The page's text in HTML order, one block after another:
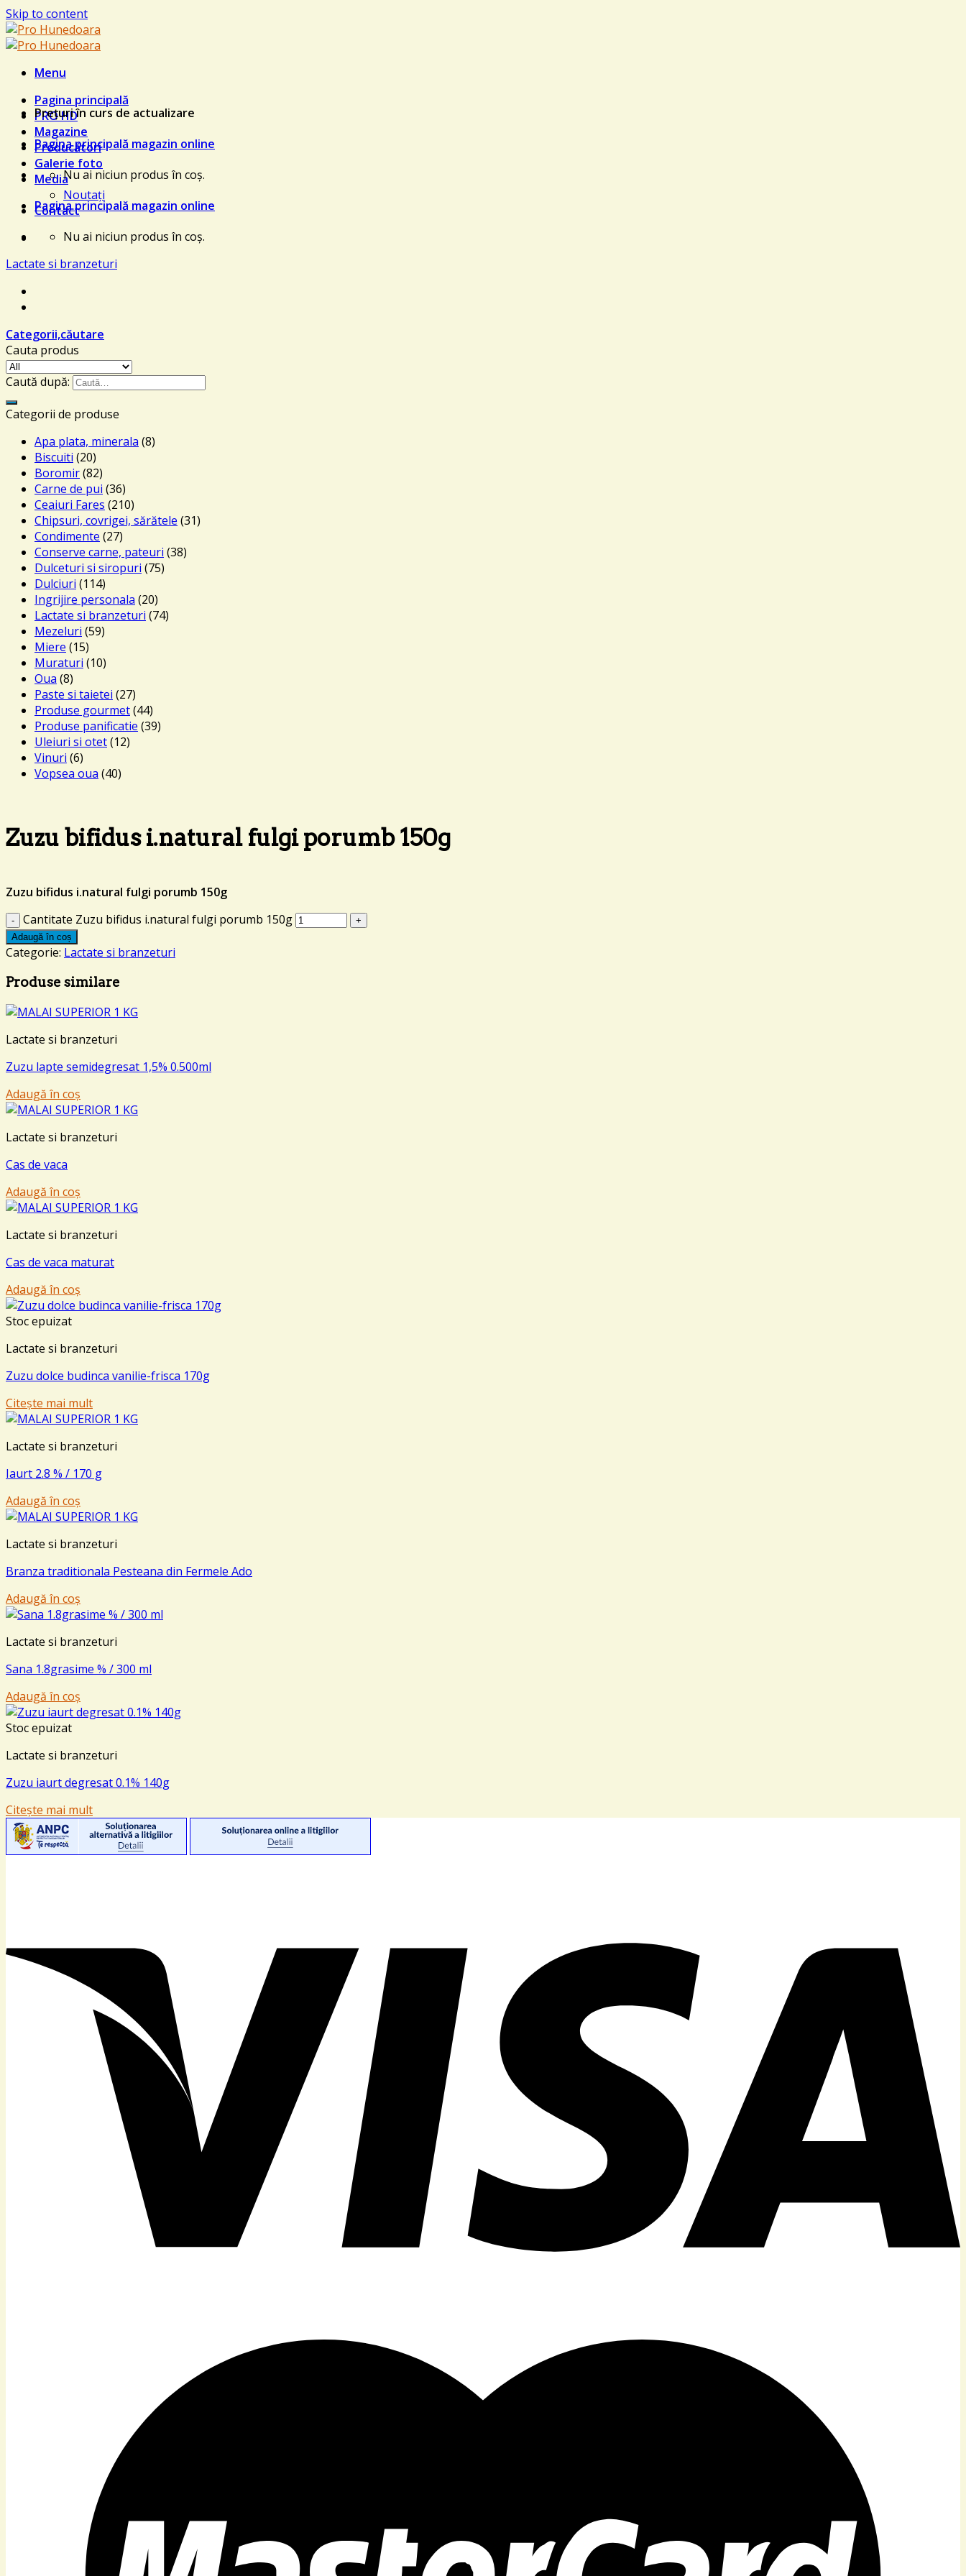
Skip to content
Menu
Pagina principală
PRO HD
Magazine
Producători
Galerie foto
Media
Noutați
Contact
Prețuri în curs de actualizare
Pagina principală magazin online
Nu ai niciun produs în coș.
Pagina principală magazin online
Nu ai niciun produs în coș.
Lactate si branzeturi
Categorii,căutare
Cauta produs
Caută după:
Categorii de produse
Apa plata, minerala (8)
Biscuiti (20)
Boromir(82)
Carne de pui (36)
Ceaiuri Fares (210)
Chipsuri, covrigei, sărătele (31)
Condimente (27)
Conserve carne, pateuri (38)
Dulceturi si siropuri (75)
Dulciuri (114)
Ingrijire personala (20)
Lactate si branzeturi (74)
Mezeluri (59)
Miere (15)
Muraturi (10)
Oua (8)
Paste si taietei (27)
Produse gourmet(44)
Produse panificatie (39)
Uleiuri si otet(12)
Vinuri (6)
Vopsea oua (40)
Zuzu bifidus i.natural fulgi porumb 150g
Zuzu bifidus i.natural fulgi porumb 150g
Cantitate Zuzu bifidus i.natural fulgi porumb 150g
Adaugă în coș
Categorie: Lactate si branzeturi
Produse similare
Lactate si branzeturi
Zuzu lapte semidegresat 1,5% 0.500ml
Adaugă în coș
Lactate si branzeturi
Cas de vaca
Adaugă în coș
Lactate si branzeturi
Cas de vaca maturat
Adaugă în coș
Stoc epuizat
Lactate si branzeturi
Zuzu dolce budinca vanilie-frisca 170g
Citește mai mult
Lactate si branzeturi
Iaurt 2.8 % / 170 g
Adaugă în coș
Lactate si branzeturi
Branza traditionala Pesteana din Fermele Ado
Adaugă în coș
Lactate si branzeturi
Sana 1.8grasime % / 300 ml
Adaugă în coș
Stoc epuizat
Lactate si branzeturi
Zuzu iaurt degresat 0.1% 140g
Citește mai mult